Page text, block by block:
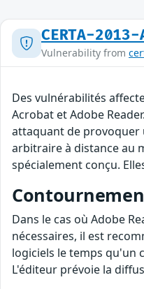
CERTA-
Vulnerability from
Des vulnérabilités
Acrobat et Adobe
attaquant de provoquer
arbitraire à distance au
spécialement conçu.
Dans le cas où Adobe
nécessaires, il est
logiciels le temps qu'un
L'éditeur prévoie la